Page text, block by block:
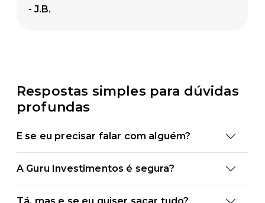
- J.B.
Respostas simples para dúvidas
profundas
E se eu precisar falar com alguém?
A Guru Investimentos é segura?